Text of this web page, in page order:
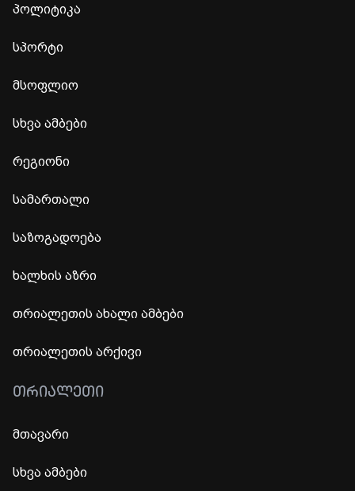
პოლიტიკა
სპორტი
მსოფლიო
სხვა ამბები
რეგიონი
სამართალი
საზოგადოება
ხალხის აზრი
თრიალეთის ახალი ამბები
თრიალეთის არქივი
ᲗᲠᲘᲐᲚᲔᲗᲘ
მთავარი
სხვა ამბები